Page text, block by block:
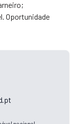
Oportunidade